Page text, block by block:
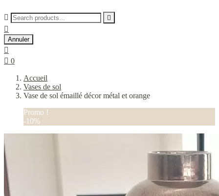
 

Annuler

 0
Accueil
Vases de sol
Vase de sol émaillé décor métal et orange
Promo !
-10%